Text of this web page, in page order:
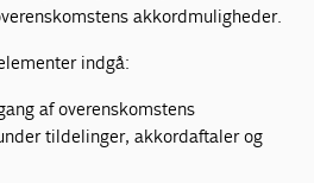
akkordmuligheder.
indgå:
af overenskomstens
tildelinger, akkordaftaler og